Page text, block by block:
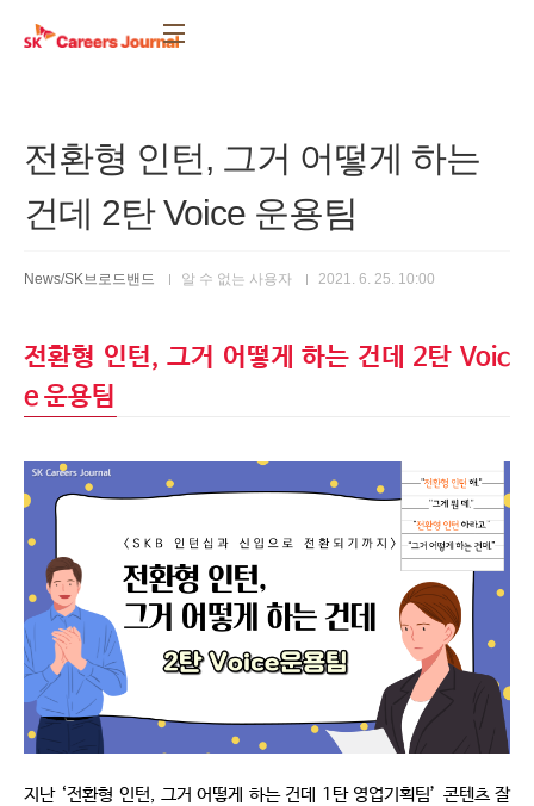
전환형 인턴, 그거 어떻게 하는
건데 2탄 Voice 운용팀
News/SK브로드밴드 알 수 없는 사용자 2021. 6. 25. 10:00
전환형 인턴, 그거 어떻게 하는 건데 2탄 Voic
e 운용팀
지난 ‘전환형 인턴, 그거 어떻게 하는 건데 1 탄 영업기획팀’ 콘텐츠 잘